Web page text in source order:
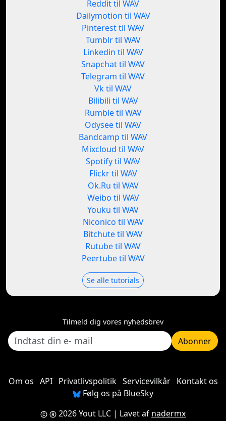
Reddit til WAV
Dailymotion til WAV
Pinterest til WAV
Tumblr til WAV
Linkedin til WAV
Snapchat til WAV
Telegram til WAV
Vk til WAV
Bilibili til WAV
Rumble til WAV
Odysee til WAV
Bandcamp til WAV
Mixcloud til WAV
Spotify til WAV
Flickr til WAV
Ok.Ru til WAV
Weibo til WAV
Youku til WAV
Niconico til WAV
Bitchute til WAV
Rutube til WAV
Peertube til WAV
Se alle tutorials
Tilmeld dig vores nyhedsbrev
Abonner
Om os API Privatlivspolitik Servicevilkår
Kontakt os
Følg os på BlueSky
2026 Yout LLC | Lavet af nadermx